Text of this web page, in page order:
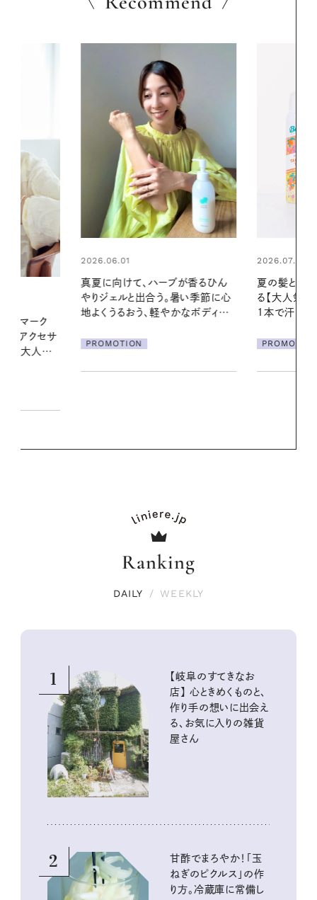
2026.07.24
夏の髪と心が瞬時にリフレッシュす
る【大人気のドライシャンプー】 この
1本で汗ばむ季節も一日中心地よく
PROMOTION
2026.06.01
お出かけ前
の一日。汗ば
に過ごす私
Ranking
DAILY / WEEKLY
1
【岐阜のすてきなお
店】 心ときめくものと、
作り手の想いに出会え
る、お気に入りの雑貨
屋さん
2
甘酢でまろやか！「玉
ねぎのピクルス」の作
り方。冷蔵庫に常備し